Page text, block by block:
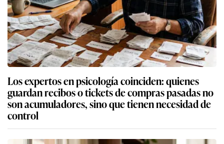
Los expertos en psicología coinciden: quienes
guardan recibos o tickets de compras pasadas no
son acumuladores, sino que tienen necesidad de
control